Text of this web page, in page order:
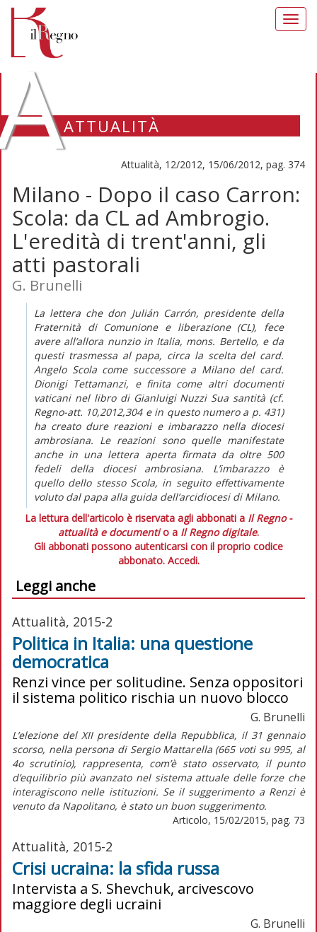
ATTUALITÀ
Attualità, 12/2012, 15/06/2012, pag. 374
Milano - Dopo il caso Carron:
Scola: da CL ad Ambrogio.
L'eredità di trent'anni, gli
atti pastorali
G. Brunelli
La lettera che don Julián Carrón, presidente della
Fraternità di Comunione e liberazione (CL), fece
avere all’allora nunzio in Italia, mons. Bertello, e da
questi trasmessa al papa, circa la scelta del card.
Angelo Scola come successore a Milano del card.
Dionigi Tettamanzi, e finita come altri documenti
vaticani nel libro di Gianluigi Nuzzi Sua santità (cf.
Regno-att. 10,2012,304 e in questo numero a p. 431)
ha creato dure reazioni e imbarazzo nella diocesi
ambrosiana. Le reazioni sono quelle manifestate
anche in una lettera aperta firmata da oltre 500
fedeli della diocesi ambrosiana. L’imbarazzo è
quello dello stesso Scola, in seguito effettivamente
voluto dal papa alla guida dell’arcidiocesi di Milano.
La lettura dell'articolo è riservata agli abbonati a Il Regno -
attualità e documentio a Il Regno digitale.
Gli abbonati possono autenticarsi con il proprio codice
abbonato. Accedi.
Leggi anche
Attualità, 2015-2
Politica in Italia: una questione
democratica
Renzi vince per solitudine. Senza oppositori
il sistema politico rischia un nuovo blocco
G. Brunelli
L’elezione del XII presidente della Repubblica, il 31 gennaio
scorso, nella persona di Sergio Mattarella (665 voti su 995, al
4o scrutinio), rappresenta, com’è stato osservato, il punto
d’equilibrio più avanzato nel sistema attuale delle forze che
interagiscono nelle istituzioni. Se il suggerimento a Renzi è
venuto da Napolitano, è stato un buon suggerimento.
Articolo, 15/02/2015, pag. 73
Attualità, 2015-2
Crisi ucraina: la sfida russa
Intervista a S. Shevchuk, arcivescovo
maggiore degli ucraini
G. Brunelli